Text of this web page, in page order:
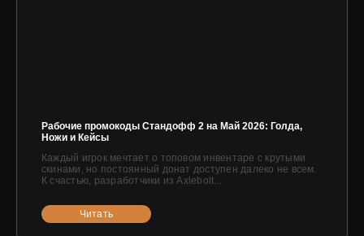
Рабочие промокоды Стандофф 2 на Май 2026: Голда,
Ножи и Кейсы
Каждый игрок мечтает о топовом инвентаре с крутыми
скинами, но постоянный донат доступен далеко не всем.
К счастью, разработчики из Axlebolt...
Читать